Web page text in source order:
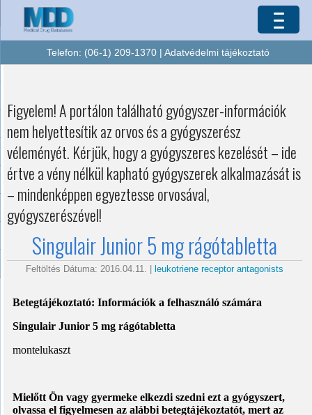
Telefon: (06-1) 209-1370 | Adatvédelmi tájékoztató
Figyelem! A portálon található gyógyszer-információk
nem helyettesítik az orvos és a gyógyszerész
véleményét. Kérjük, hogy a gyógyszeres kezelését – ide
értve a vény nélkül kapható gyógyszerek alkalmazását is
– mindenképpen egyeztesse orvosával,
gyógyszerészével!
Singulair Junior 5 mg rágótabletta
Feltöltés Dátuma: 2016.04.11. | leukotriene receptor antagonists